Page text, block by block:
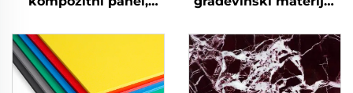
zidova, 4 mm
aluminijski
kompozitni panel
Alucobond